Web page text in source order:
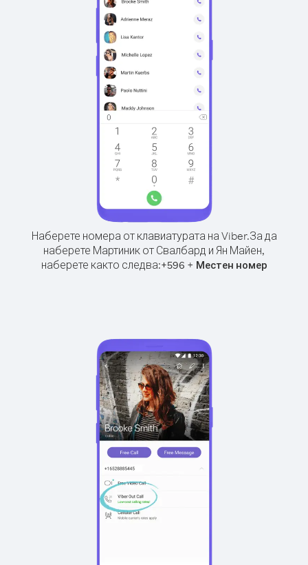
Наберете номера от клавиатурата на Viber.За да
наберете Мартиник от Свалбард и Ян Майен,
наберете както следва:+596 + Местен номер